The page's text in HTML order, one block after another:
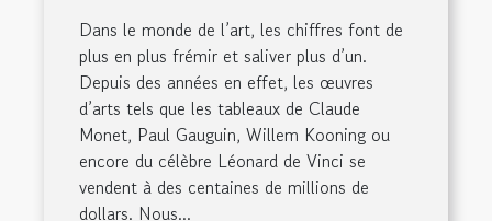
Dans le monde de l’art, les chiffres font de
plus en plus frémir et saliver plus d’un.
Depuis des années en effet, les œuvres
d’arts tels que les tableaux de Claude
Monet, Paul Gauguin, Willem Kooning ou
encore du célèbre Léonard de Vinci se
vendent à des centaines de millions de
dollars. Nous...